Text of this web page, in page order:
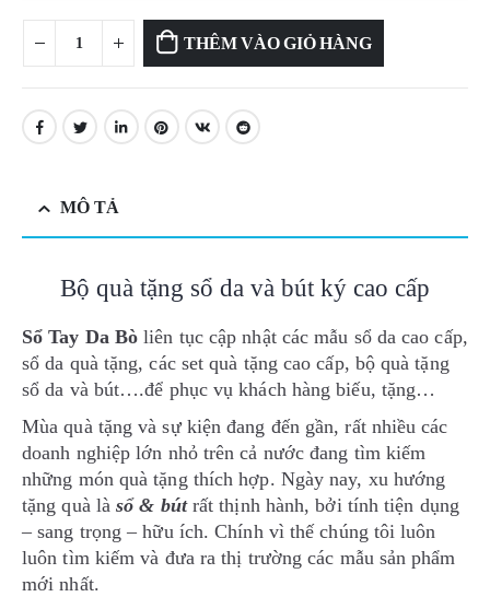
THÊM VÀO GIỎ HÀNG
MÔ TẢ
Bộ quà tặng sổ da và bút ký cao cấp
Sổ Tay Da Bò liên tục cập nhật các mẫu sổ da cao cấp,
sổ da quà tặng, các set quà tặng cao cấp, bộ quà tặng
sổ da và bút….để phục vụ khách hàng biếu, tặng…
Mùa quà tặng và sự kiện đang đến gần, rất nhiều các
doanh nghiệp lớn nhỏ trên cả nước đang tìm kiếm
những món quà tặng thích hợp. Ngày nay, xu hướng
tặng quà làsổ & bútrất thịnh hành, bởi tính tiện dụng
– sang trọng – hữu ích. Chính vì thế chúng tôi luôn
luôn tìm kiếm và đưa ra thị trường các mẫu sản phẩm
mới nhất.